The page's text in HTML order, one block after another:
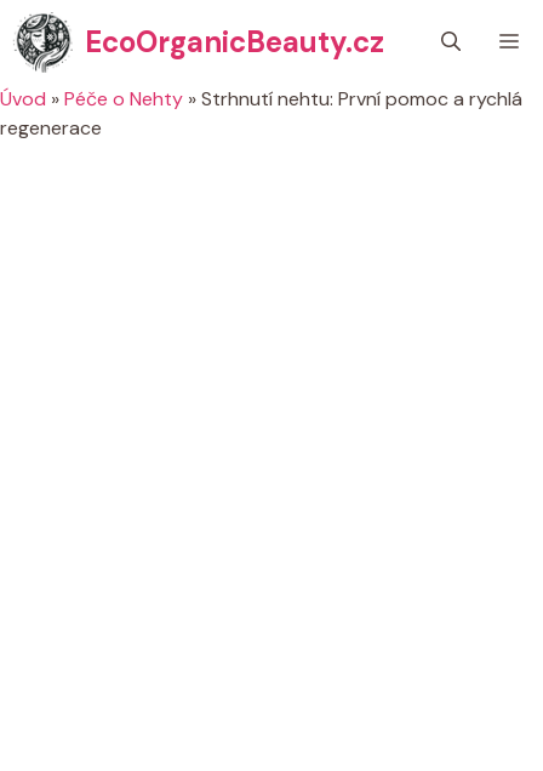
Přeskočit
na
obsah
EcoOrganicBeauty.cz
Úvod »Péče o Nehty »Strhnutí nehtu: První pomoc a rychlá
regenerace